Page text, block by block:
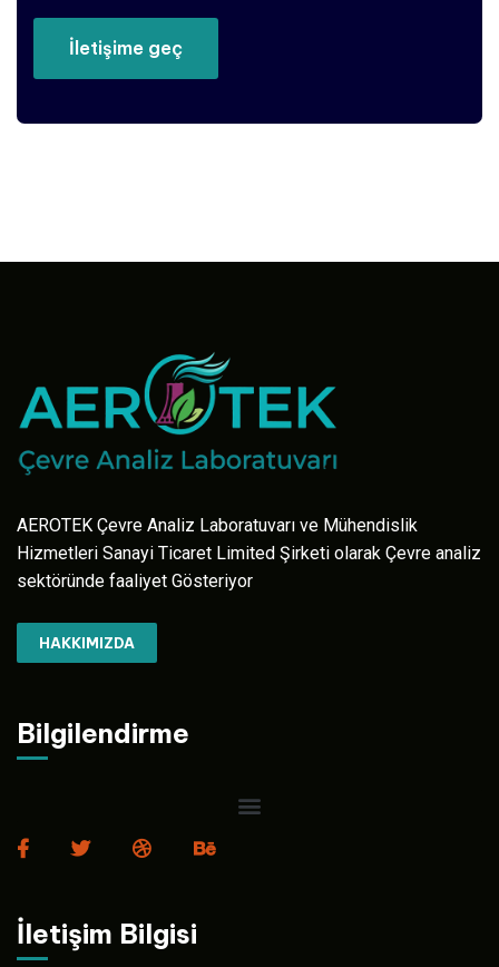
AEROTEK Çevre Analiz Laboratuvarı ve Mühendislik
Hizmetleri Sanayi Ticaret Limited Şirketi olarak Çevre analiz
sektöründe faaliyet Gösteriyor
HAKKIMIZDA
Bilgilendirme
İletişim Bilgisi